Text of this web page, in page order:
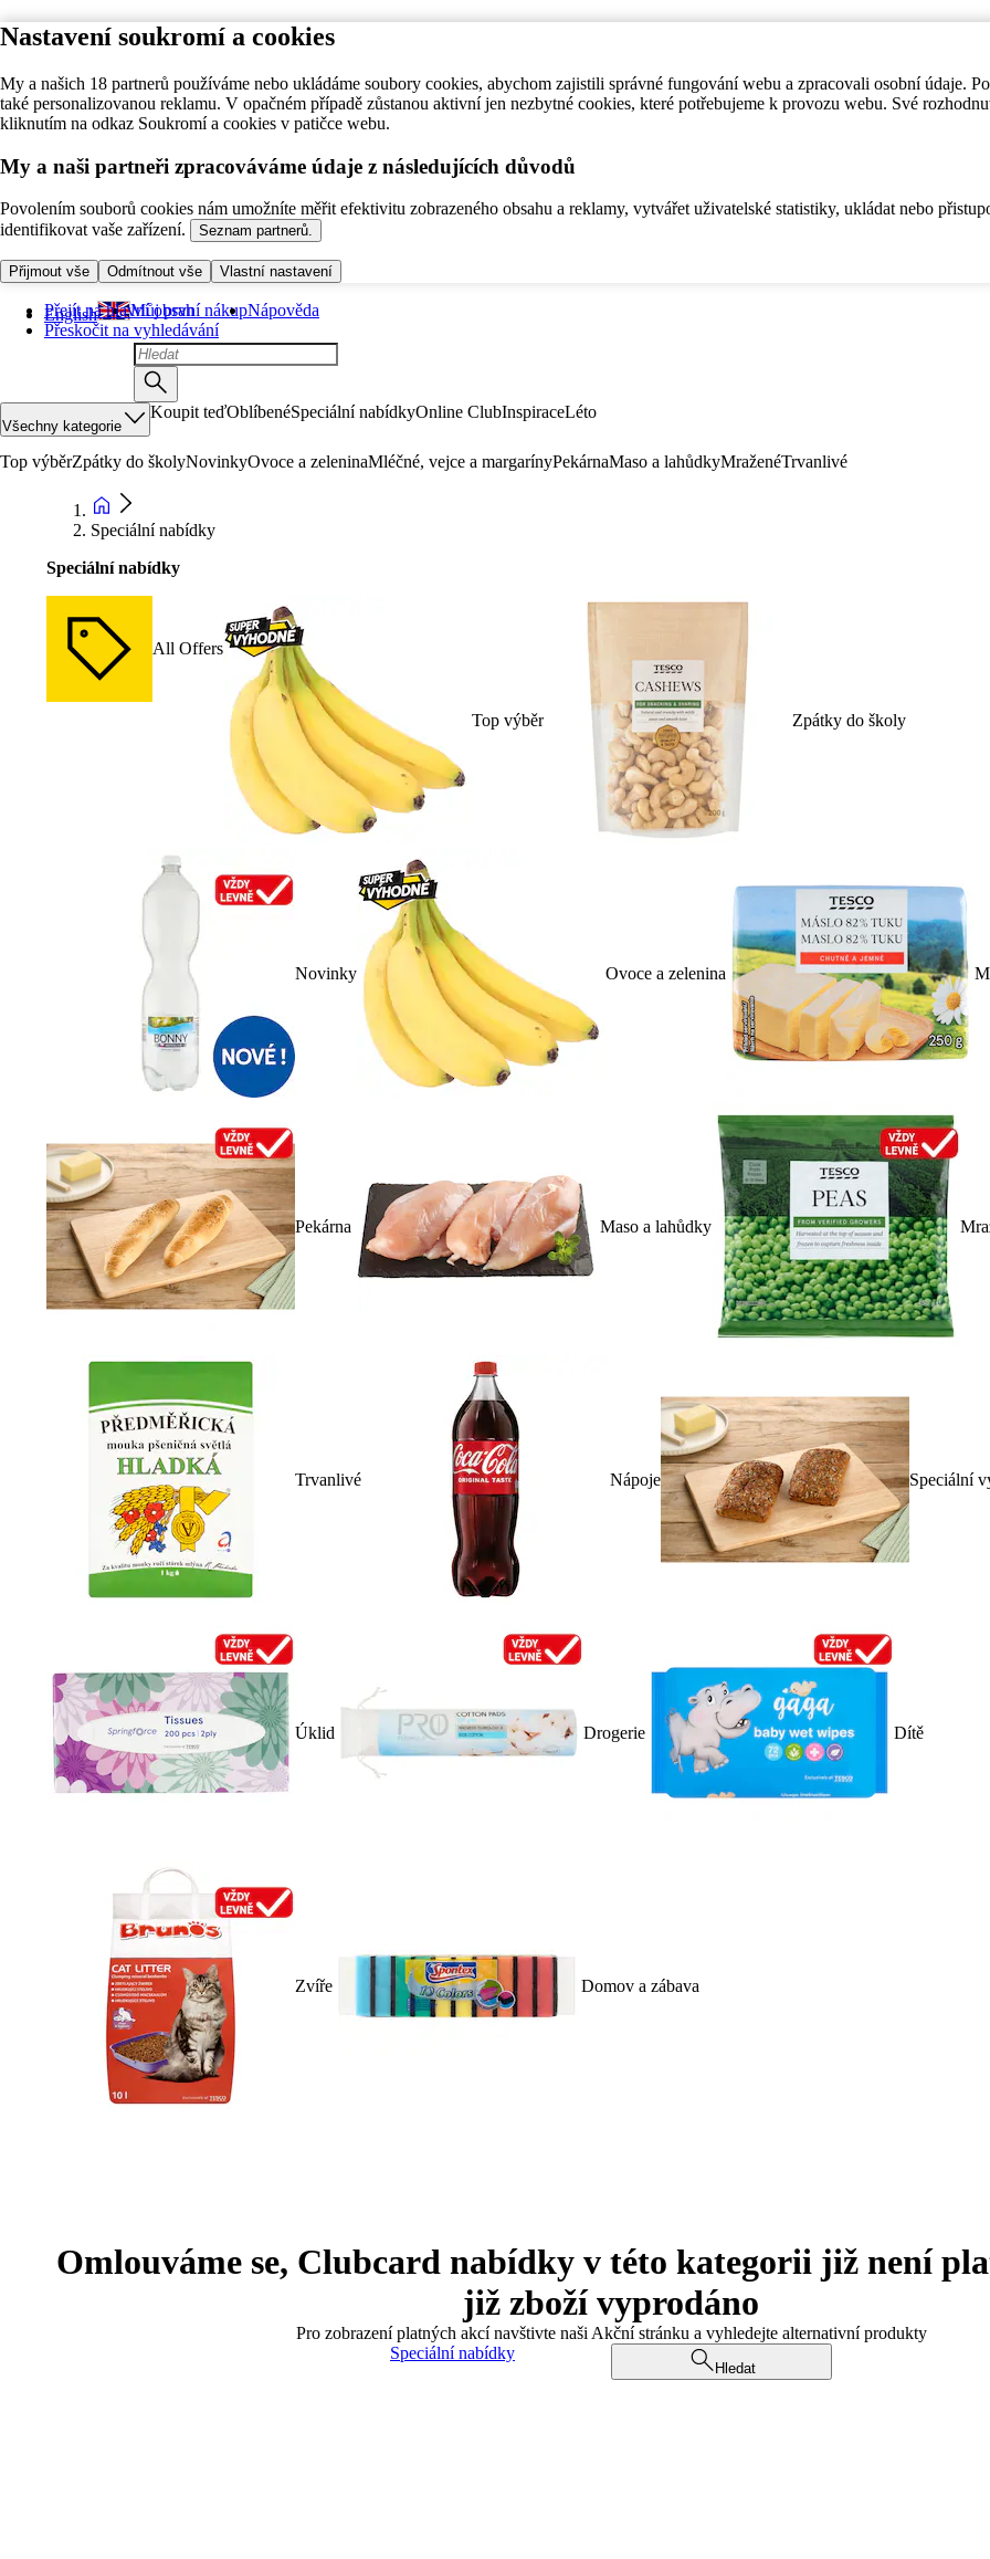
Nastavení soukromí a cookies
My a našich 18 partnerů používáme nebo ukládáme soubory cookies, abychom zajistili správné fungování webu a zpracovali osobní údaje.
také personalizovanou reklamu. V opačném případě zůstanou aktivní jen nezbytné cookies, které potřebujeme k provozu webu. Své
kliknutím na odkaz Soukromí a cookies v patičce webu.
My a naši partneři zpracováváme údaje z následujících důvodů
Povolením souborů cookies nám umožníte měřit efektivitu zobrazeného obsahu a reklamy, vytvářet uživatelské statistiky, ukládat nebo
identifikovat vaše zařízení.
Seznam partnerů.
Přijmout vše Odmítnout vše Vlastní nastavení
Přejít na hlavní obsah
Přeskočit na vyhledávání
English Můj první nákupNápověda
Všechny kategorie
Koupit teďOblíbenéSpeciální nabídkyOnline ClubInspiraceLéto
Top výběrZpátky do školyNovinkyOvoce a zeleninaMléčné, vejce a margarínyPekárnaMaso a lahůdkyMraženéTrvanlivé
Speciální nabídky
Speciální nabídky
All Offers
Top výběr Zpátky do školy
Novinky Ovoce a zelenina
Pekárna Maso a lahůdky
Trvanlivé Nápoje Speciální
Úklid Drogerie Dítě
Zvíře Domov a zábava
Omlouváme se, Clubcard nabídky v této kategorii již není
již zboží vyprodáno
Pro zobrazení platných akcí navštivte naši Akční stránku a vyhledejte alternativní produkty
Speciální nabídky
Hledat